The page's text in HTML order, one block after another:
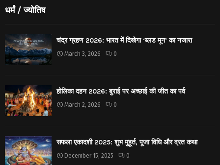
धर्मं / ज्योतिष
चंद्र ग्रहण 2026: भारत में दिखेगा ‘ब्लड मून’ का नजारा
March 3, 2026 0
होलिका दहन 2026: बुराई पर अच्छाई की जीत का पर्व
March 2, 2026 0
सफला एकादशी 2025: शुभ मुहूर्त, पूजा विधि और व्रत कथा
December 15, 2025 0